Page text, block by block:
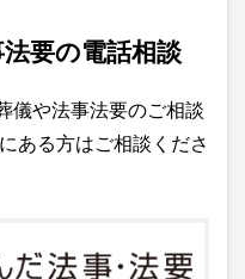
要の電話相談
儀や法事法要のご相談
ある方はご相談くださ